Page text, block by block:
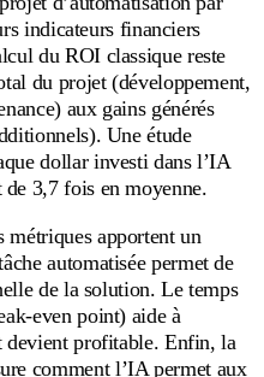
indicateurs financiers
du ROI classique reste
du projet (développement,
aux gains générés
Une étude
dollar investi dans l’IA
de 3,7 fois en moyenne.
métriques apportent un
automatisée permet de
de la solution. Le temps
even point) aide à
devient profitable. Enfin, la
comment l’IA permet aux